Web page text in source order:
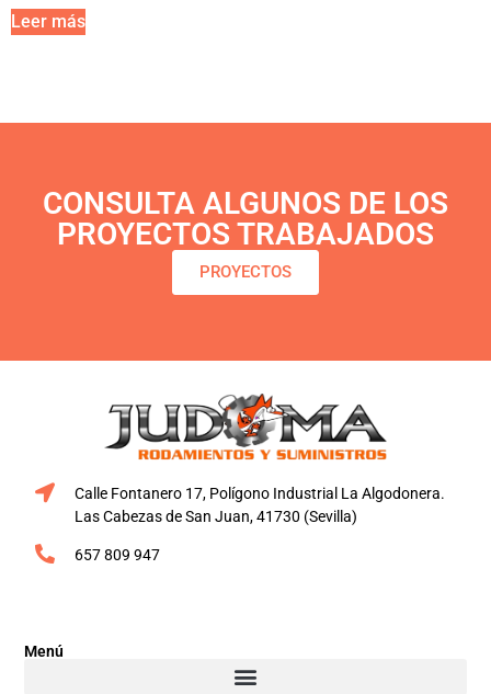
Leer más
CONSULTA ALGUNOS DE LOS
PROYECTOS TRABAJADOS
PROYECTOS
Calle Fontanero 17, Polígono Industrial La Algodonera.
Las Cabezas de San Juan, 41730 (Sevilla)
657 809 947
Menú